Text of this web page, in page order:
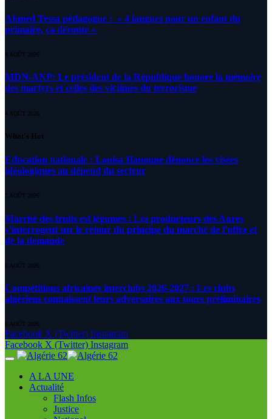
Ahmed Tessa pédagogue : » 4 langues pour un enfant du
primaire, ça déroute «
4 AOÛT 2026
MDN-ANP: Le président de la République honore la mémoire
des martyrs et celles des victimes du terrorisme
4 AOÛT 2026
What's Hot
Education nationale : Louisa Hanoune dénonce les visées
idéologiques au dépend du secteur
7 AOÛT 2026
Marché des fruits est légumes : Les producteurs des Aures
s’interrogent sur le retour du principe du marché de l’offre et
de la demande
6 AOÛT 2026
Compétitions africaines interclubs 2026-2027 : Les clubs
algériens connaissent leurs adversaires aux tours préliminaires
6 AOÛT 2026
Facebook X (Twitter) Instagram
Facebook X (Twitter) Instagram
A LA UNE
Actualité
Flash Infos
Justice